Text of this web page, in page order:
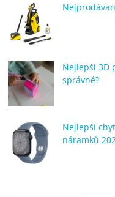
Nejlepší 3D
správné?
Nejlepší
náramků